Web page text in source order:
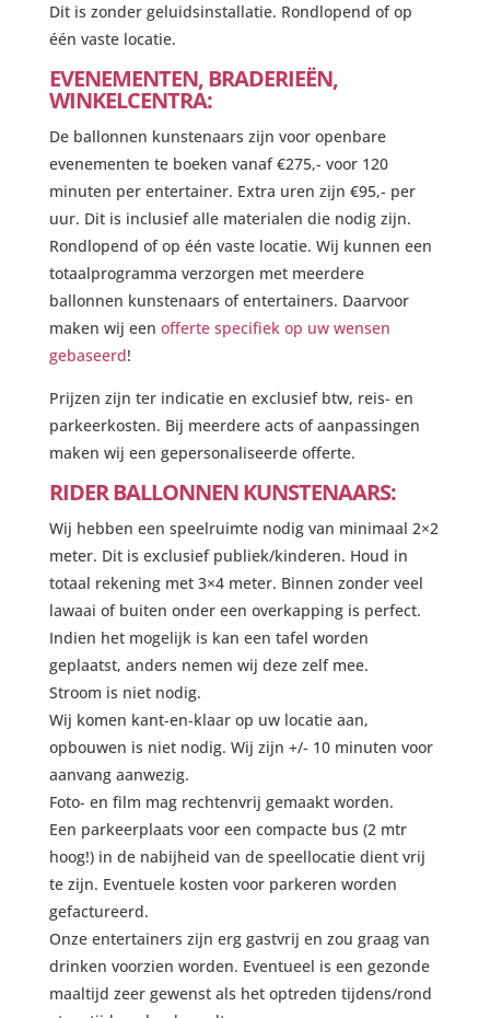
Dit is zonder geluidsinstallatie. Rondlopend of op
één vaste locatie.
EVENEMENTEN, BRADERIEËN,
WINKELCENTRA:
De ballonnen kunstenaars zijn voor openbare
evenementen te boeken vanaf €275,- voor 120
minuten per entertainer. Extra uren zijn €95,- per
uur. Dit is inclusief alle materialen die nodig zijn.
Rondlopend of op één vaste locatie. Wij kunnen een
totaalprogramma verzorgen met meerdere
ballonnen kunstenaars of entertainers. Daarvoor
maken wij een offerte specifiek op uw wensen
gebaseerd!
Prijzen zijn ter indicatie en exclusief btw, reis- en
parkeerkosten. Bij meerdere acts of aanpassingen
maken wij een gepersonaliseerde offerte.
RIDER BALLONNEN KUNSTENAARS:
Wij hebben een speelruimte nodig van minimaal 2×2
meter. Dit is exclusief publiek/kinderen. Houd in
totaal rekening met 3×4 meter. Binnen zonder veel
lawaai of buiten onder een overkapping is perfect.
Indien het mogelijk is kan een tafel worden
geplaatst, anders nemen wij deze zelf mee.
Stroom is niet nodig.
Wij komen kant-en-klaar op uw locatie aan,
opbouwen is niet nodig. Wij zijn +/- 10 minuten voor
aanvang aanwezig.
Foto- en film mag rechtenvrij gemaakt worden.
Een parkeerplaats voor een compacte bus (2 mtr
hoog!) in de nabijheid van de speellocatie dient vrij
te zijn. Eventuele kosten voor parkeren worden
gefactureerd.
Onze entertainers zijn erg gastvrij en zou graag van
drinken voorzien worden. Eventueel is een gezonde
maaltijd zeer gewenst als het optreden tijdens/rond